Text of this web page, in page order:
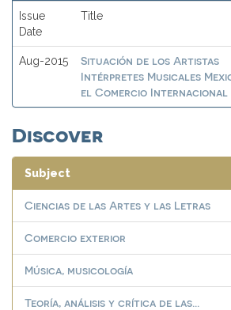
Issue
Date
Title
Aug-2015
Situación de los Artistas
Intérpretes Musicales
el Comercio Internacional
Discover
Subject
Ciencias de las Artes y las Letras
Comercio exterior
Música, musicología
Teoría, análisis y crítica de las...